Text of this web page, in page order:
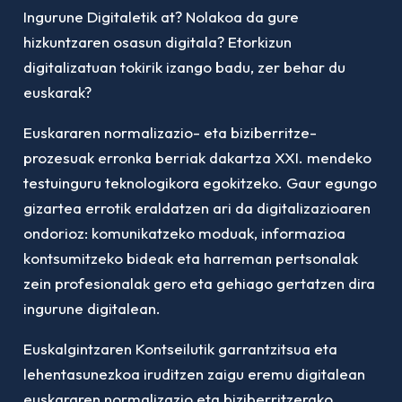
Ingurune Digitaletik at? Nolakoa da gure
hizkuntzaren osasun digitala? Etorkizun
digitalizatuan tokirik izango badu, zer behar du
euskarak?
Euskararen normalizazio- eta biziberritze-
prozesuak erronka berriak dakartza XXI. mendeko
testuinguru teknologikora egokitzeko. Gaur egungo
gizartea errotik eraldatzen ari da digitalizazioaren
ondorioz: komunikatzeko moduak, informazioa
kontsumitzeko bideak eta harreman pertsonalak
zein profesionalak gero eta gehiago gertatzen dira
ingurune digitalean.
Euskalgintzaren Kontseilutik garrantzitsua eta
lehentasunezkoa iruditzen zaigu eremu digitalean